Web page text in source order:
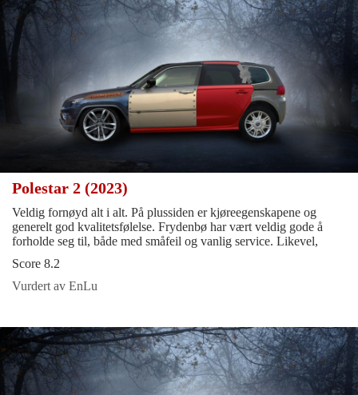
Polestar 2 (2023)
Veldig fornøyd alt i alt. På plussiden er kjøreegenskapene og
generelt god kvalitetsfølelse. Frydenbø har vært veldig gode å
forholde seg til, både med småfeil og vanlig service. Likevel,
Score 8.2
Vurdert av EnLu